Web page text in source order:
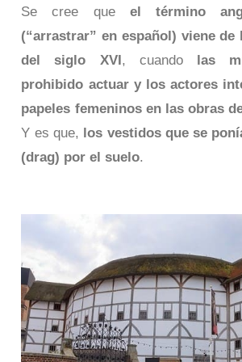
Se cree que el término
(“arrastrar” en español) viene de
del siglo XVI, cuando las
prohibido actuar y los actores
papeles femeninos en las obras
Y es que, los vestidos que se
(drag) por el suelo.